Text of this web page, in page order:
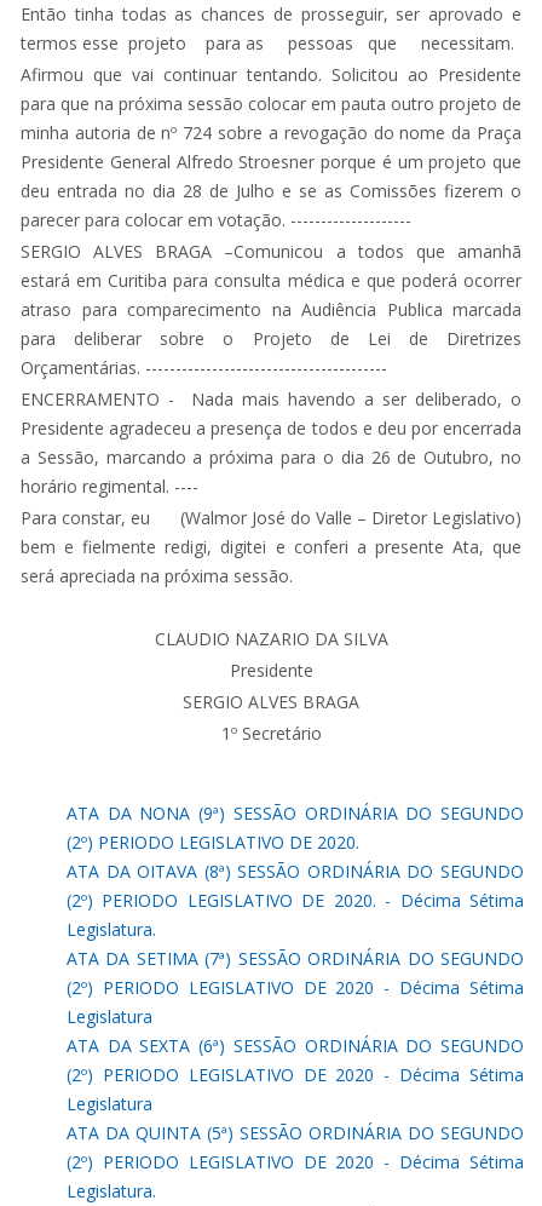
Então tinha todas as chances de prosseguir, ser aprovado e
termos esse projeto para as pessoas que necessitam.
Afirmou que vai continuar tentando. Solicitou ao Presidente
para que na próxima sessão colocar em pauta outro projeto de
minha autoria de nº 724 sobre a revogação do nome da Praça
Presidente General Alfredo Stroesner porque é um projeto que
deu entrada no dia 28 de Julho e se as Comissões fizerem o
parecer para colocar em votação. --------------------
SERGIO ALVES BRAGA –Comunicou a todos que amanhã
estará em Curitiba para consulta médica e que poderá ocorrer
atraso para comparecimento na Audiência Publica marcada
para deliberar sobre o Projeto de Lei de Diretrizes
Orçamentárias. ----------------------------------------
ENCERRAMENTO - Nada mais havendo a ser deliberado, o
Presidente agradeceu a presença de todos e deu por encerrada
a Sessão, marcando a próxima para o dia 26 de Outubro, no
horário regimental. ----
Para constar, eu (Walmor José do Valle – Diretor Legislativo)
bem e fielmente redigi, digitei e conferi a presente Ata, que
será apreciada na próxima sessão.
CLAUDIO NAZARIO DA SILVA
Presidente
SERGIO ALVES BRAGA
1º Secretário
ATA DA NONA (9ª) SESSÃO ORDINÁRIA DO SEGUNDO
(2º) PERIODO LEGISLATIVO DE 2020.
ATA DA OITAVA (8ª) SESSÃO ORDINÁRIA DO SEGUNDO
(2º) PERIODO LEGISLATIVO DE 2020. - Décima Sétima
Legislatura.
ATA DA SETIMA (7ª) SESSÃO ORDINÁRIA DO SEGUNDO
(2º) PERIODO LEGISLATIVO DE 2020 - Décima Sétima
Legislatura
ATA DA SEXTA (6ª) SESSÃO ORDINÁRIA DO SEGUNDO
(2º) PERIODO LEGISLATIVO DE 2020 - Décima Sétima
Legislatura
ATA DA QUINTA (5ª) SESSÃO ORDINÁRIA DO SEGUNDO
(2º) PERIODO LEGISLATIVO DE 2020 - Décima Sétima
Legislatura.